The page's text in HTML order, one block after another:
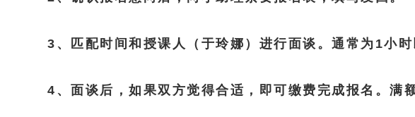
3、匹配时间和授课人（于玲娜）进行面谈。通常为1小时
4、面谈后，如果双方觉得合适，即可缴费完成报名。满